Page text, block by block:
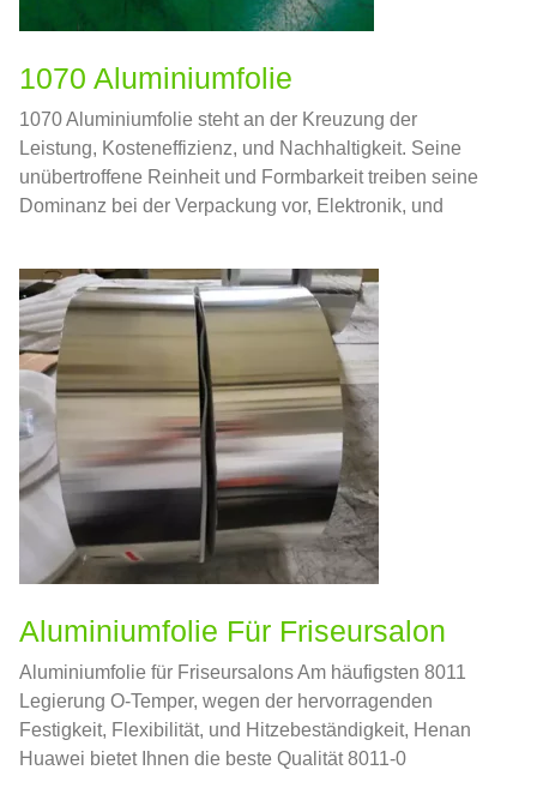
1070 Aluminiumfolie
1070 Aluminiumfolie steht an der Kreuzung der
Leistung, Kosteneffizienz, und Nachhaltigkeit. Seine
unübertroffene Reinheit und Formbarkeit treiben seine
Dominanz bei der Verpackung vor, Elektronik, und
Aluminiumfolie Für Friseursalon
Aluminiumfolie für Friseursalons Am häufigsten 8011
Legierung O-Temper, wegen der hervorragenden
Festigkeit, Flexibilität, und Hitzebeständigkeit, Henan
Huawei bietet Ihnen die beste Qualität 8011-0